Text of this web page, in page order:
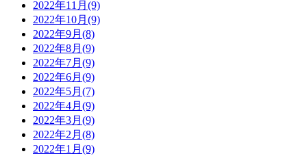
2022年11月(9)
2022年10月(9)
2022年9月(8)
2022年8月(9)
2022年7月(9)
2022年6月(9)
2022年5月(7)
2022年4月(9)
2022年3月(9)
2022年2月(8)
2022年1月(9)